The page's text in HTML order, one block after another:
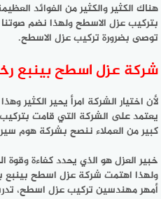
هناك الكثير والكثير من الفوائد
بتركيب عزل الاسطح ولهذا نضم
توصى بضرورة تركيب عزل الاسطح.
شركة عزل اسطح بينبع
لأن اختيار الشركة امرأ يحير الكثير
يعتمد على الشركة التي قامت
كبير من العملاء ننصح بشركة هوم
خبير العزل هو الذي يحدد كفاءة وقوة
ولهذا اهتمت شركة عزل اسطح بينبع
أمهر مهندسين تركيب عزل اسطح،